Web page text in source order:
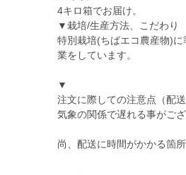
4キロ箱でお届け。
▼栽培/生産方法、こだわり
特別栽培(ちばエコ農産物)
業をしています。
▼
注文に際しての注意点（配
気象の関係で遅れる事がござ
尚、配送に時間がかかる箇